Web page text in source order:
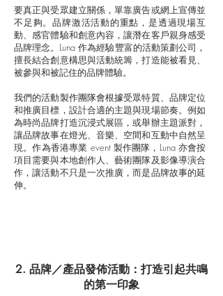
要真正與受眾建立關係，單靠廣告或網上宣傳並
不足夠。品牌激活活動的重點，是透過現場互
動、感官體驗和創意內容，讓潛在客戶親身感受
品牌理念。Luna 作為經驗豐富的活動策劃公司，
擅長結合創意構思與活動統籌，打造能被看見、
被參與和被記住的品牌體驗。
我們的活動製作團隊會根據受眾特質、品牌定位
和推廣目標，設計合適的主題與現場節奏。例如
為時尚品牌打造沉浸式展區，或舉辦主題派對，
讓品牌故事在燈光、音樂、空間和互動中自然呈
現。作為香港專業 event 製作團隊，Luna 亦會按
項目需要與本地創作人、藝術團隊及影像導演合
作，讓活動不只是一次推廣，而是品牌故事的延
伸。
2. 品牌／產品發佈活動：打造引起共鳴
的第一印象